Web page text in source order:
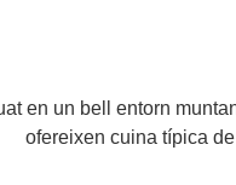
en un bell entorn
ofereixen cuina típica